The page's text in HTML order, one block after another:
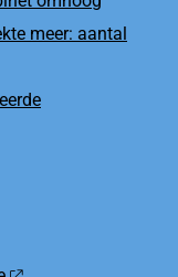
meer: aantal